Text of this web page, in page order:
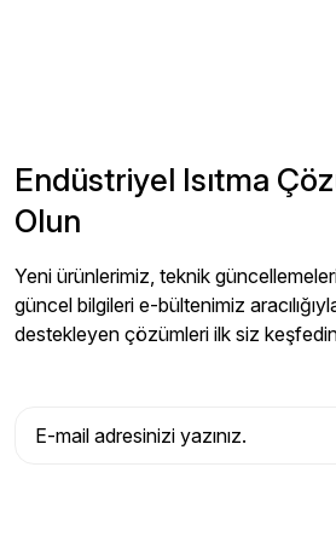
Endüstriyel Isıtma
Olun
Yeni ürünlerimiz, teknik
güncel bilgileri e-bültenimiz
destekleyen çözümleri ilk siz